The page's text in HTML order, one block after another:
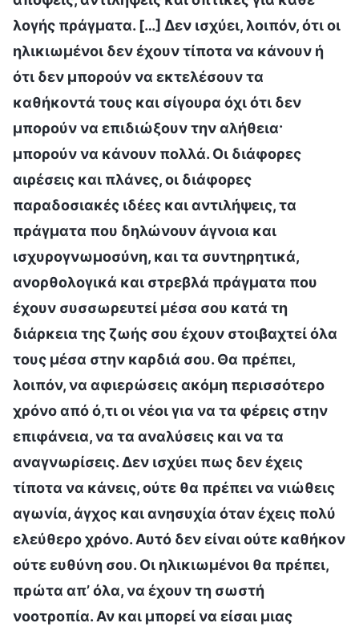
λογής πράγματα. […] Δεν ισχύει, λοιπόν, ότι οι
ηλικιωμένοι δεν έχουν τίποτα να κάνουν ή
ότι δεν μπορούν να εκτελέσουν τα
καθήκοντά τους και σίγουρα όχι ότι δεν
μπορούν να επιδιώξουν την αλήθεια·
μπορούν να κάνουν πολλά. Οι διάφορες
αιρέσεις και πλάνες, οι διάφορες
παραδοσιακές ιδέες και αντιλήψεις, τα
πράγματα που δηλώνουν άγνοια και
ισχυρογνωμοσύνη, και τα συντηρητικά,
ανορθολογικά και στρεβλά πράγματα που
έχουν συσσωρευτεί μέσα σου κατά τη
διάρκεια της ζωής σου έχουν στοιβαχτεί όλα
τους μέσα στην καρδιά σου. Θα πρέπει,
λοιπόν, να αφιερώσεις ακόμη περισσότερο
χρόνο από ό,τι οι νέοι για να τα φέρεις στην
επιφάνεια, να τα αναλύσεις και να τα
αναγνωρίσεις. Δεν ισχύει πως δεν έχεις
τίποτα να κάνεις, ούτε θα πρέπει να νιώθεις
αγωνία, άγχος και ανησυχία όταν έχεις πολύ
ελεύθερο χρόνο. Αυτό δεν είναι ούτε καθήκον
ούτε ευθύνη σου. Οι ηλικιωμένοι θα πρέπει,
πρώτα απ’ όλα, να έχουν τη σωστή
νοοτροπία. Αν και μπορεί να είσαι μιας